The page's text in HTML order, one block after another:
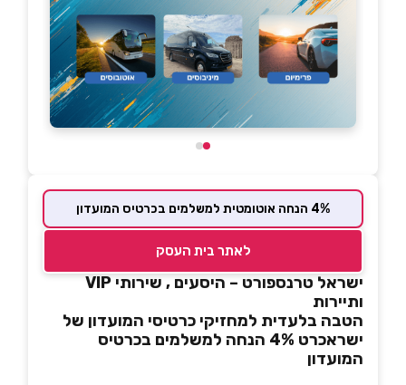
4% הנחה אוטומטית למשלמים בכרטיס המועדון
לאתר בית העסק
ישראל טרנספורט – היסעים , שירותי VIP
ותיירות
הטבה בלעדית למחזיקי כרטיסי המועדון של
ישראכרט 4% הנחה למשלמים בכרטיס
המועדון